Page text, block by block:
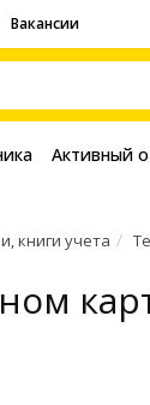
Вакансии
Активный
книги учета